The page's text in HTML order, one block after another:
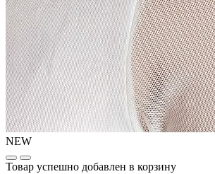
NEW
Товар успешно добавлен в корзину